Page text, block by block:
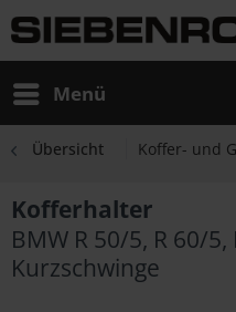
Menü
Übersicht Koffer- und
Kofferhalter
BMW R 50/5, R 60/5,
Kurzschwinge